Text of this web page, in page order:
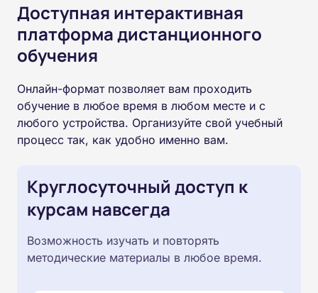
Доступная интерактивная
платформа дистанционного
обучения
Онлайн-формат позволяет вам проходить
обучение в любое время в любом месте и с
любого устройства. Организуйте свой учебный
процесс так, как удобно именно вам.
Круглосуточный доступ к
курсам навсегда
Возможность изучать и повторять
методические материалы в любое время.